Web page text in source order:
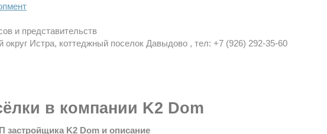
и представительств
округ Истра, коттеджный поселок Давыдово , тел: +7 (926) 292-35-60
в компании K2 Dom
застройщика K2 Dom и описание